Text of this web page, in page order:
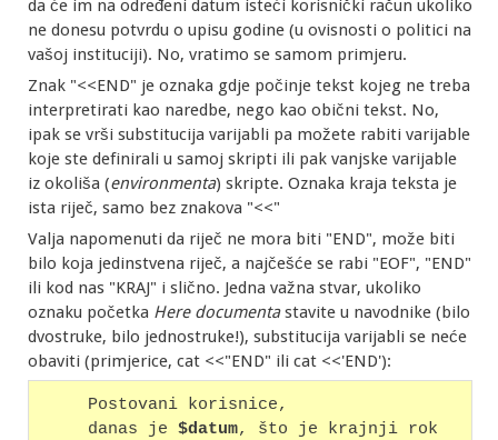
da će im na određeni datum isteći korisnički račun ukoliko
ne donesu potvrdu o upisu godine (u ovisnosti o politici na
vašoj instituciji). No, vratimo se samom primjeru.
Znak "<<END" je oznaka gdje počinje tekst kojeg ne treba
interpretirati kao naredbe, nego kao obični tekst. No,
ipak se vrši substitucija varijabli pa možete rabiti varijable
koje ste definirali u samoj skripti ili pak vanjske varijable
iz okoliša (environmenta) skripte. Oznaka kraja teksta je
ista riječ, samo bez znakova "<<"
Valja napomenuti da riječ ne mora biti "END", može biti
bilo koja jedinstvena riječ, a najčešće se rabi "EOF", "END"
ili kod nas "KRAJ" i slično. Jedna važna stvar, ukoliko
oznaku početka Here documentastavite u navodnike (bilo
dvostruke, bilo jednostruke!), substitucija varijabli se neće
obaviti (primjerice, cat <<"END" ili cat <<'END'):
     Postovani korisnice,
     danas je
$datum, što je krajnji rok